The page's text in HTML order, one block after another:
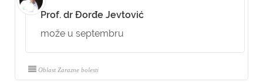
Prof. dr Đorđe Jevtović
može u septembru
Oblast Zarazne bolesti